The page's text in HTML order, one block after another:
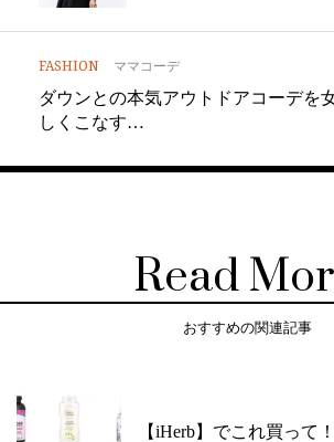
FASHION ママコーデ
ダウンとの本気アウトドアコーデを
しくこなす…
Read
おすすめの関連記事
【iHerb】でこれ買って